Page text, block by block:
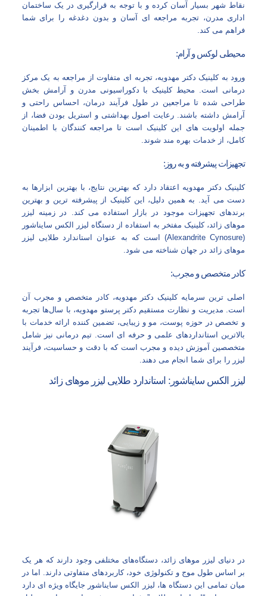
نقاط شهر بسیار آسان کرده و با توجه به قرارگیری در یک ساختمان
اداری مدرن، تجربه مراجعه‌ ای آسان و بدون دغدغه را برای شما
فراهم می‌ کند.
محیطی لوکس و آرام:
ورود به کلینیک دکتر مهدویه، تجربه‌ ای متفاوت از مراجعه به یک مرکز
درمانی است. محیط کلینیک با دکوراسیونی مدرن و آرامش‌ بخش
طراحی شده تا مراجعین در طول فرآیند درمان، احساس راحتی و
آرامش داشته باشند. رعایت اصول بهداشتی و استریل بودن فضا، از
جمله اولویت‌ های این کلینیک است تا مراجعه‌ کنندگان با اطمینان
کامل، از خدمات بهره‌ مند شوند.
تجهیزات پیشرفته و به‌ روز:
کلینیک دکتر مهدویه اعتقاد دارد که بهترین نتایج، با بهترین ابزارها به
دست می‌ آید. به همین دلیل، این کلینیک از پیشرفته‌ ترین و بهترین
برندهای تجهیزات موجود در بازار استفاده می‌ کند. در زمینه لیزر
موهای زائد، کلینیک مفتخر به استفاده از دستگاه لیزر الکس سایناشور
(Alexandrite Cynosure) است که به عنوان استاندارد طلایی لیزر
موهای زائد در جهان شناخته می‌ شود.
کادر متخصص و مجرب:
اصلی‌ ترین سرمایه کلینیک دکتر مهدویه، کادر متخصص و مجرب آن
است. مدیریت و نظارت مستقیم دکتر پرستو مهدویه، با سال‌ها تجربه
و تخصص در حوزه پوست، مو و زیبایی، تضمین‌ کننده ارائه خدمات با
بالاترین استانداردهای علمی و حرفه‌ ای است. تیم درمانی نیز شامل
متخصصین آموزش‌ دیده و مجرب است که با دقت و حساسیت، فرآیند
لیزر را برای شما انجام می‌ دهند.
لیزر الکس سایناشور: استاندارد طلایی لیزر موهای زائد
در دنیای لیزر موهای زائد، دستگاه‌های مختلفی وجود دارند که هر یک
بر اساس طول موج و تکنولوژی خود، کاربردهای متفاوتی دارند. اما در
میان تمامی این دستگاه‌ ها، لیزر الکس سایناشور جایگاه ویژه‌ ای دارد